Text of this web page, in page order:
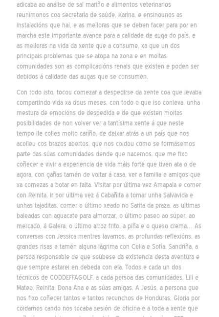
adicaba ao análise de sal mariño e alimentos veterinarios
reunímonos coa secretaria de saúde, Karina, e ensinounos as
instalacións que hai, e as melloras que se deben facer para por en
marcha este importante avance para a calidade de auga do país, e
as melloras na vida da xente que a consume, xa que un dos
principais problemas que se atopa na zona e en moitas
comunidades son as complicacións renais que existen e poden ser
debidos á calidade das augas que se consumen.
Con todo isto, tocou comezar a despedirse da xente coa que levaba
compartindo vida xa dous meses, con todo o que iso conleva, unha
mestura de emocións de despedida e de que existen moitas
posibilidades de non volver ver a tantísima xente á que neste
tempo lle colles moito cariño, de deixar atrás a un país que nos
acolleu cos brazos abertos, que nos coidou como se formásemos
parte das súas comunidades dende que nacemos, que me fixo
coñecer e vivir a experiencia de vida máis forte que tiven ata o de
agora, con gañas tamén de voltar á casa, ver a familia e amigos que
xa comezas a botar en falta. Visitar por última vez Amapala e comer
con Reinita, ir por última vez á Cabañita a tomar unha Salvavida e
unhas tajaditas, comer o último xeado no Sarita da praza, as ultimas
baleadas con aguacate para almorzar, o último paseo ao súper, ao
mercado, á Galera, o último arroz frito, a piña e o queso crema… As
conversas con Jessica mentres lavamos, as profundas reflexións, as
grandes risas e tamén alguna lágrima con Celia e Sofía. Sandriña, a
persoa responsable de que soubese da existencia desta aventura e
que sempre estarei en debeda con ela. Todos e cada un dos
técnicos de CODDEFFAGOLF, a cada persoa das comunidades, Lili e
Mateo, Reinita, Dona Ana e as súas amigas, A Jesús, a persona que
nos fixo coñecer tantos e tantos recunchos de Honduras, Gloria por
coidarnos cando nos tocaba sesión de oficina e a toda a xente que